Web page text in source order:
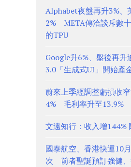
Alphabet夜盤再升3%、
2% META傳洽談斥數
的TPU
Google升6%、盤後再
3.0「生成式UI」開始產
蔚來上季經調整虧損收
4% 毛利率升至13.9%
文遠知行：收入增144%
國泰航空、香港快運10
次 前者聖誕預訂強健